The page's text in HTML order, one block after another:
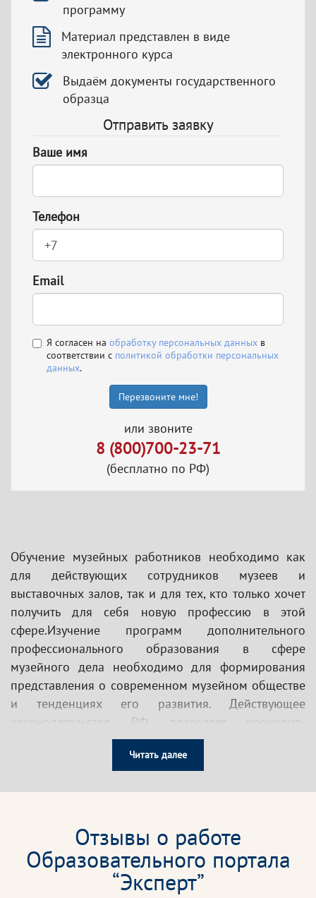
программу
Материал представлен в виде
электронного курса
Выдаём документы государственного
образца
Отправить заявку
Ваше имя
Телефон
Email
Я согласен на обработку персональных данных в
соответствии с политикой обработки персональных
данных.
Перезвоните мне!
или звоните
8 (800)700-23-71
(бесплатно по РФ)
Обучение музейных работников необходимо как
для действующих сотрудников музеев и
выставочных залов, так и для тех, кто только хочет
получить для себя новую профессию в этой
сфере.Изучение программ дополнительного
профессионального образования в сфере
музейного дела необходимо для формирования
представления о современном музейном обществе
и тенденциях его развития. Действующее
законодательство РФ позволяет проходить
обучение дистанционно.
Какие знания вы получите, пройдя обучение в
музееведения
экспозиционно-выставочной деятельности
организации и хранения музейных экспонатов
Читать далее
Отзывы о работе
Образовательного портала
“Эксперт”